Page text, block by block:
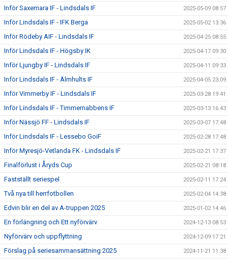
Inför Saxemara IF - Lindsdals IF 2025-05-09 08:57
Inför Lindsdals IF - IFK Berga 2025-05-02 13:36
Inför Rödeby AIF - Lindsdals IF 2025-04-25 08:55
Inför Lindsdals IF - Högsby IK 2025-04-17 09:30
Inför Ljungby IF - Lindsdals IF 2025-04-11 09:33
Inför Lindsdals IF - Älmhults IF 2025-04-05 23:09
Inför Vimmerby IF - Lindsdals IF 2025-03-28 19:41
Inför Lindsdals IF - Timmernabbens IF 2025-03-13 16:43
Inför Nässjö FF - Lindsdals IF 2025-03-07 17:48
Inför Lindsdals IF - Lessebo GoiF 2025-02-28 17:48
Inför Myresjö-Vetlanda FK - Lindsdals IF 2025-02-21 17:37
Finalförlust i Åryds Cup 2025-02-21 08:18
Fastställt seriespel 2025-02-11 17:24
Två nya till herrfotbollen 2025-02-04 14:38
Edvin blir en del av A-truppen 2025 2025-01-02 14:46
En förlängning och Ett nyförvärv 2024-12-13 08:53
Nyförvärv och uppflyttning 2024-12-09 17:21
Förslag på seriesammansättning 2025 2024-11-21 11:38